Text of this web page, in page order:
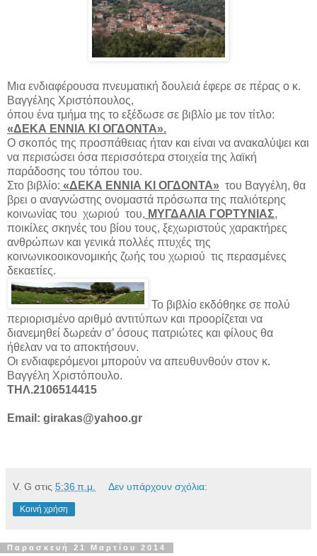
Μια ενδιαφέρουσα πνευματική δουλειά έφερε σε πέρας ο κ.
Βαγγέλης Χριστόπουλος,
όπου ένα τμήμα της το εξέδωσε σε βιβλίο με τον τίτλο:
«ΔΕΚΑ ΕΝΝΙΑ ΚΙ ΟΓΔΟΝΤΑ».
Ο σκοπός της προσπάθειας ήταν και είναι να ανακαλύψει και
να περισώσει όσα περισσότερα στοιχεία της λαϊκή
παράδοσης του τόπου του.
Στο βιβλίο: «ΔΕΚΑ ΕΝΝΙΑ ΚΙ ΟΓΔΟΝΤΑ» του Βαγγέλη, θα
βρει ο αναγνώστης ονομαστά πρόσωπα της παλιότερης
κοινωνίας του χωριού του, ΜΥΓΔΑΛΙΑ ΓΟΡΤΥΝΙΑΣ,
ποικίλες σκηνές του βίου τους, ξεχωριστούς χαρακτήρες
ανθρώπων και γενικά πολλές πτυχές της
κοινωνικοοικονομικής ζωής του χωριού τις περασμένες
δεκαετίες.
Το βιβλίο εκδόθηκε σε πολύ
περιορισμένο αριθμό αντιτύπων και προορίζεται να
διανεμηθεί δωρεάν σ’ όσους πατριώτες και φίλους θα
ήθελαν να το αποκτήσουν.
Οι ενδιαφερόμενοι μπορούν να απευθυνθούν στον κ.
Βαγγέλη Χριστόπουλο.
ΤΗΛ.2106514415
Email: girakas@yahoo.gr
V. G στις 5:36 π.μ. Δεν υπάρχουν σχόλια:
Κοινή χρήση
Παρασκευή 21 Μαρτίου 2014